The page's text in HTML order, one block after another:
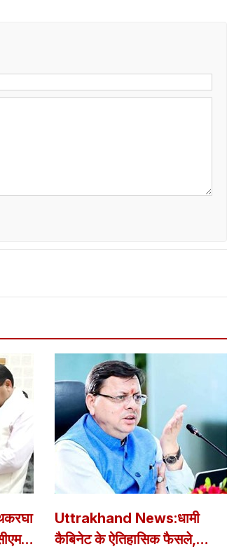
Uttrakhand News:धामी
कैबिनेट के ऐतिहासिक फैसले,